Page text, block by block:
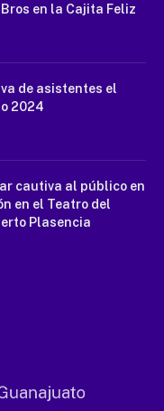
en la Cajita Feliz
de asistentes el
2024
cautiva al público en
en el Teatro del
Plasencia